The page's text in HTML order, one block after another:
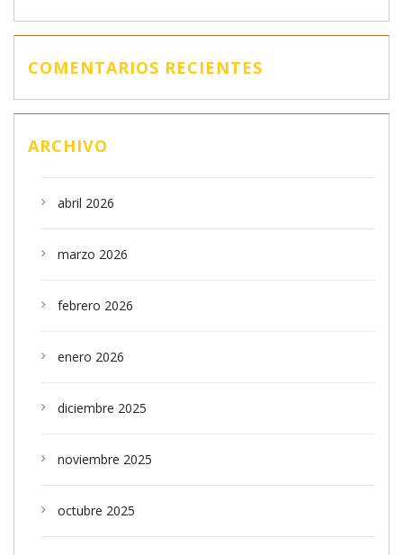
COMENTARIOS RECIENTES
ARCHIVO
abril 2026
marzo 2026
febrero 2026
enero 2026
diciembre 2025
noviembre 2025
octubre 2025